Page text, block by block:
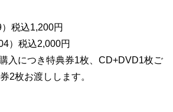
税込1,200円
）税込2,000円
入につき特典券1枚、CD+DVD1枚ご
2枚お渡しします。